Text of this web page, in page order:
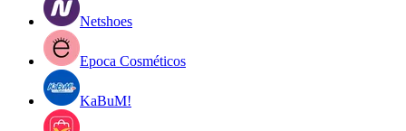
Netshoes
Epoca Cosméticos
KaBuM!